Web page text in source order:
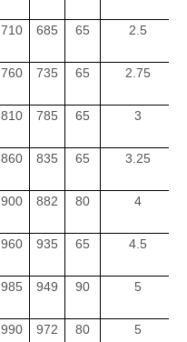
710 685 65 2.5
760 735 65 2.75
810 785 65 3
860 835 65 3.25
900 882 80 4
960 935 65 4.5
985 949 90 5
990 972 80 5